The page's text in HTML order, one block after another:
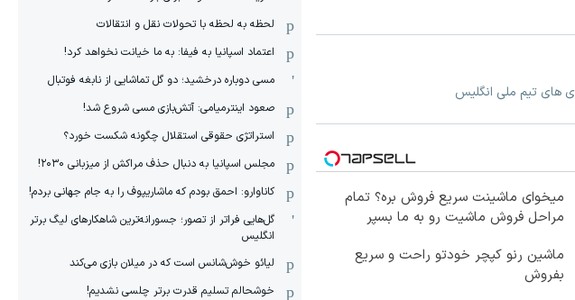
های تیم ملی انگلیس
میخوای ماشینت سریع فروش بره؟ تمام
مراحل فروش ماشیت رو به ما بسپر
ماشین رنو کپچر خودتو راحت و سریع
بفروش
لحظه به لحظه با تحولات نقل و انتقالات
اعتماد اسپانیا به فیفا: به ما خیانت نخواهد کرد!
مسی دوباره درخشید؛ دو گل تماشایی از نابغه فوتبال
صعود اینترمیامی: آتش‌بازی مسی شروع شد!
استراتژی حقوقی استقلال چگونه شکست خورد؟
مجلس اسپانیا به دنبال حذف مراکش از میزبانی ۲۰۳۰!
کاناوارو: احمق بودم که ماشاریپوف را به جام جهانی بردم!
گل‌هایی فراتر از تصور؛ جسورانه‌ترین شاهکارهای لیگ برتر
انگلیس
لیائو خوش‌شانس است که در میلان بازی می‌کند
خوشحالم تسلیم قدرت برتر چلسی نشدیم!